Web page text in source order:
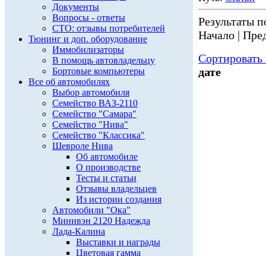
Документы
Вопросы - ответы
СТО: отзывы потребителей
Тюнинг и доп. оборудование
Иммобилизаторы
В помощь автовладельцу
Бортовые компьютеры
Все об автомобилях
Выбор автомобиля
Семейство ВАЗ-2110
Семейство "Самара"
Семейство "Нива"
Семейство "Классика"
Шевроле Нива
Об автомобиле
О производстве
Тесты и статьи
Отзывы владельцев
Из истории создания
Автомобили "Ока"
Минивэн 2120 Надежда
Лада-Калина
Выставки и награды
Цветовая гамма
Результаты
Начало |
дате